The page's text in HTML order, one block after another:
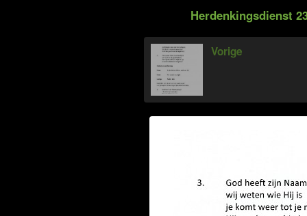
Herdenkingsdienst
Vorige